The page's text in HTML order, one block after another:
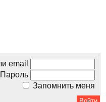
email
Пароль
Запомнить меня